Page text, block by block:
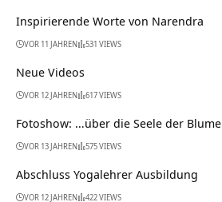
Inspirierende Worte von Narendra
VOR 11 JAHREN 531 VIEWS
Neue Videos
VOR 12 JAHREN 617 VIEWS
Fotoshow: …über die Seele der Blume
VOR 13 JAHREN 575 VIEWS
Abschluss Yogalehrer Ausbildung
VOR 12 JAHREN 422 VIEWS